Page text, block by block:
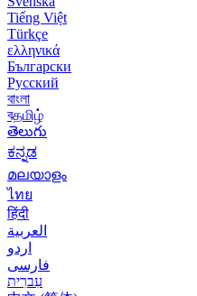
Tiếng Việt
Türkçe
ελληνικά
Български
Русский
বাংলা
বதமிழ்
తెలుగు
ಕನ್ನಡ
മലയാളം
ไทย
हिंदी
العربية
اردو
فارسی
עִברִית